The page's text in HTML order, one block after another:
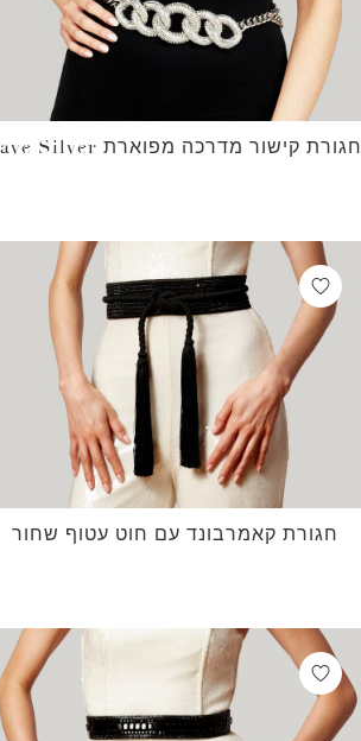
חגורת קישור מדרכה מפוארת Pave Silver
חגורת קאמרבונד עם חוט עטוף שחור